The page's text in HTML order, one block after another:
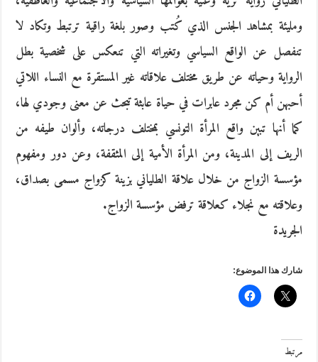
ومليئة بمشاهد الجنس الذي كُتب وصور بلغة راقية ترتبط وتكاد لا
تنفصل عن الواقع السياسي وتغيراته التي تنعكس على شخصية بطل
الرواية وحياته عن طريق مختلف علاقاته غير المستقرة مع النساء اللاتي
أحبهن أم كن مجرد عابرات في حياة عابثة تبحث عن معنى وجودي لها،
كما أنها تبين واقع المرأة التونسي بمختلف درجاته، وألوان طيفه من
الريف إلى المدينة، ومن المرأة الأمية إلى المثقفة، وعن دور ومفهوم
مؤسسة الزواج من خلال علاقة الطلياني بزينة كزواج مسمى بصداق،
وعلاقته مع نجلاء كعلاقة ترفض مؤسسة الزواج.
الجريدة
شارك هذا الموضوع:
مرتبط